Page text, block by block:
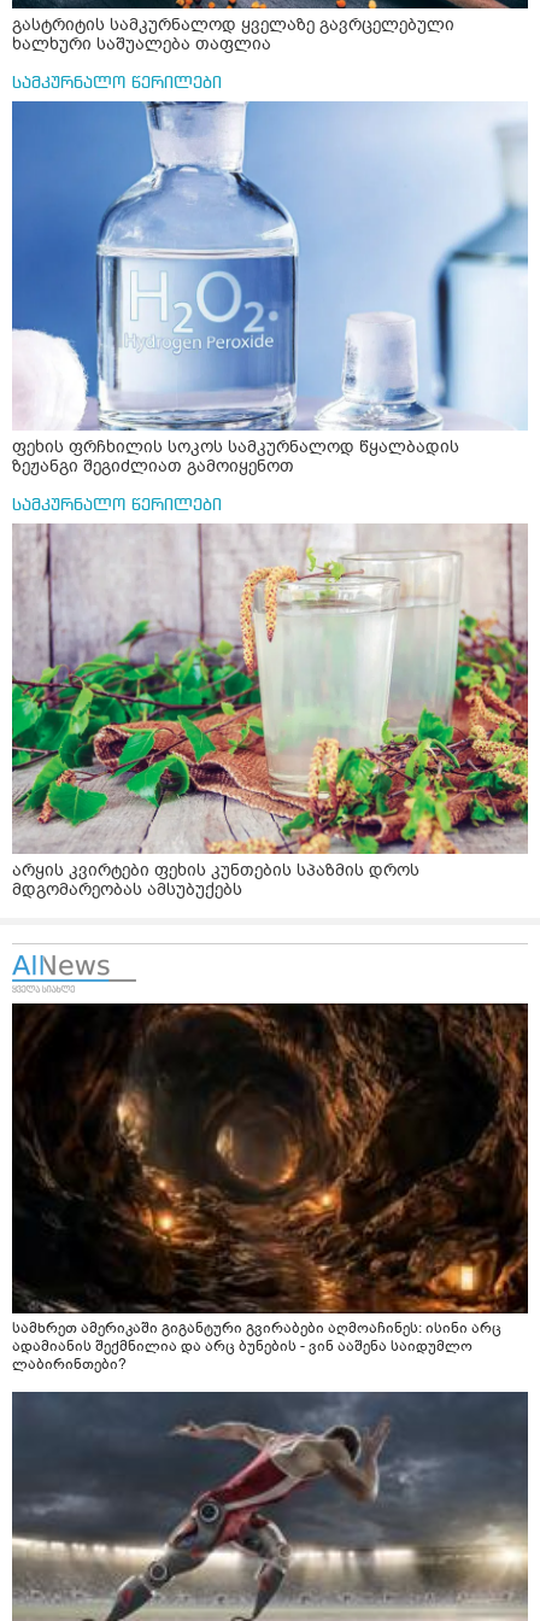
გასტრიტის სამკურნალოდ ყველაზე გავრცელებული
ხალხური საშუალება თაფლია
სამკურნალო წერილები
ფეხის ფრჩხილის სოკოს სამკურნალოდ წყალბადის
ზეჟანგი შეგიძლიათ გამოიყენოთ
სამკურნალო წერილები
არყის კვირტები ფეხის კუნთების სპაზმის დროს
მდგომარეობას ამსუბუქებს
სამხრეთ ამერიკაში გიგანტური გვირაბები აღმოაჩინეს: ისინი არც
ადამიანის შექმნილია და არც ბუნების - ვინ ააშენა საიდუმლო
ლაბირინთები?